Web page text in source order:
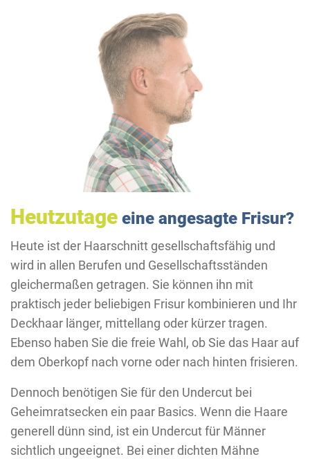
Heutzutage eine angesagte Frisur?
Heute ist der Haarschnitt gesellschaftsfähig und
wird in allen Berufen und Gesellschaftsständen
gleichermaßen getragen. Sie können ihn mit
praktisch jeder beliebigen Frisur kombinieren und Ihr
Deckhaar länger, mittellang oder kürzer tragen.
Ebenso haben Sie die freie Wahl, ob Sie das Haar auf
dem Oberkopf nach vorne oder nach hinten frisieren.
Dennoch benötigen Sie für den Undercut bei
Geheimratsecken ein paar Basics. Wenn die Haare
generell dünn sind, ist ein Undercut für Männer
sichtlich ungeeignet. Bei einer dichten Mähne